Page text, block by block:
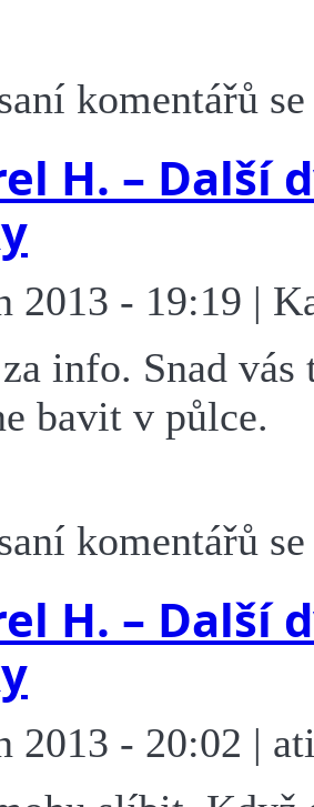
komentářů
H. – Další
2013 - 19:19 |
info. Snad vás
bavit v půlce.
komentářů
H. – Další
2013 - 20:02 |